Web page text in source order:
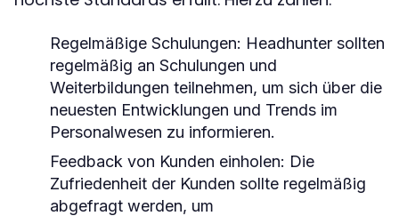
Regelmäßige Schulungen: Headhunter sollten
regelmäßig an Schulungen und
Weiterbildungen teilnehmen, um sich über die
neuesten Entwicklungen und Trends im
Personalwesen zu informieren.
Feedback von Kunden einholen: Die
Zufriedenheit der Kunden sollte regelmäßig
abgefragt werden, um